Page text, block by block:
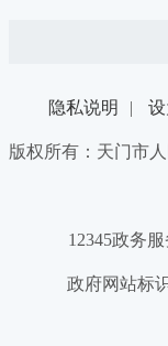
隐私说明 |
版权所有：天门市
12345政务
政府网站标